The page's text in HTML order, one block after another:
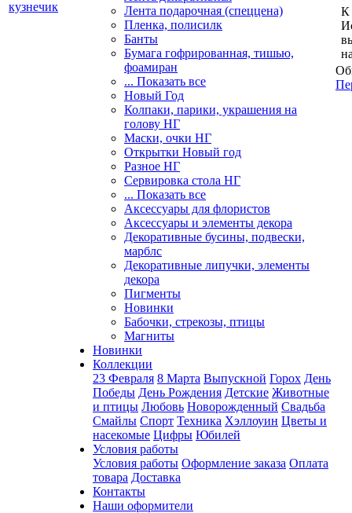
Лента подарочная (спеццена)
Пленка, полисилк
Банты
Бумага гофрированная, тишью,
фоамиран
... Показать все
Новый Год
Колпаки, парики, украшения на
голову НГ
Маски, очки НГ
Открытки Новый год
Разное НГ
Сервировка стола НГ
... Показать все
Аксессуары для флористов
Аксессуары и элементы декора
Декоративные бусины, подвески,
марблс
Декоративные липучки, элементы
декора
Пигменты
Новинки
Бабочки, стрекозы, птицы
Магниты
Новинки
Коллекции
23 Февраля 8 Марта Выпускной Горох День
Победы День Рождения Детские Животные
и птицы Любовь Новорожденный Свадьба
Смайлы Спорт Техника Хэллоуин Цветы и
насекомые Цифры Юбилей
Условия работы
Условия работы Оформление заказа Оплата
товара Доставка
Контакты
Наши оформители
К